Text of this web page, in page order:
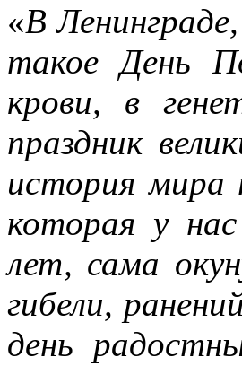
«В
такое День
крови, в
праздник
история мира
которая у
лет, сама
гибели,
день